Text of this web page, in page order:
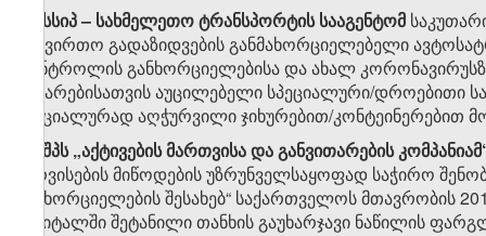
. სსიპ – სახმელეთო ტრანსპორტის სააგენტომ
სატვირთო გადაზიდვების განმახორციელებელი
კონტროლის განხორციელებისა და ახალ
ჩატარებისათვის აუცილებელი სპეციალური/დროებითი
სპეციალურად აღჭურვილი ჯიხურებით/კონტეინერებით
შპს„აქტივებისმართვისადაგანვითარების
სერვისების მიწოდების უზრუნველსაყოფად საჭირო
განხორციელების შესახებ“ საქართველოს მთავრობის
კაპიტალში შეტანილი თანხის გაუხარჯავი ნაწილის